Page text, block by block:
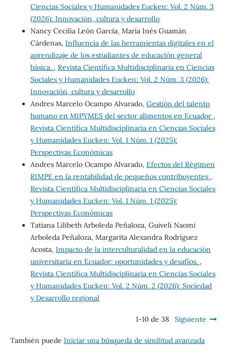
Ciencias Sociales y Humanidades Eucken: Vol. 2 Núm. 3
(2026): Innovación, cultura y desarrollo
Nancy Cecilia León García, María Inés Guamán
Cárdenas, Influencia de las herramientas digitales en el
aprendizaje de los estudiantes de educación general
básica. , Revista Científica Multidisciplinaria en Ciencias
Sociales y Humanidades Eucken: Vol. 2 Núm. 3 (2026):
Innovación, cultura y desarrollo
Andres Marcelo Ocampo Alvarado, Gestión del talento
humano en MIPYMES del sector alimentos en Ecuador ,
Revista Científica Multidisciplinaria en Ciencias Sociales
y Humanidades Eucken: Vol. 1 Núm. 1 (2025):
Perspectivas Económicas
Andres Marcelo Ocampo Alvarado, Efectos del Régimen
RIMPE en la rentabilidad de pequeños contribuyentes ,
Revista Científica Multidisciplinaria en Ciencias Sociales
y Humanidades Eucken: Vol. 1 Núm. 1 (2025):
Perspectivas Económicas
Tatiana Lilibeth Arboleda Peñaloza, Guiveli Naomi
Arboleda Peñaloza, Margarita Alexandra Rodríguez
Acosta, Impacto de la interculturalidad en la educación
universitaria en Ecuador: oportunidades y desafíos. ,
Revista Científica Multidisciplinaria en Ciencias Sociales
y Humanidades Eucken: Vol. 2 Núm. 2 (2026): Sociedad
y Desarrollo regional
1-10 de 38 Siguiente
También puede Iniciar una búsqueda de similitud avanzada